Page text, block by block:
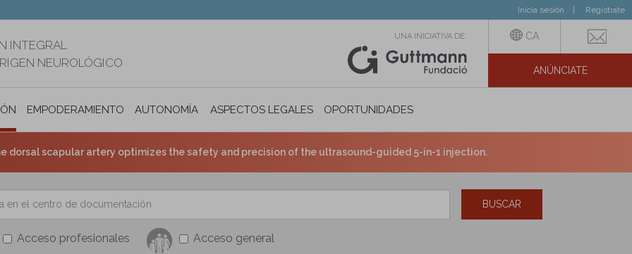
Inicia sesión Regístrate
INTEGRAL
NEUROLÓGICO
UNA INICIATIVA DE: CA
ANÚNCIATE
EMPODERAMIENTO AUTONOMÍA PERSONAL E INCLUSIÓN SOCIAL
ASPECTOS LEGALES OPORTUNIDADES
dorsal scapular artery optimizes the safety and precision of the ultrasound-guided 5-in-1 injection.
Acceso profesionales Acceso general
BUSCAR